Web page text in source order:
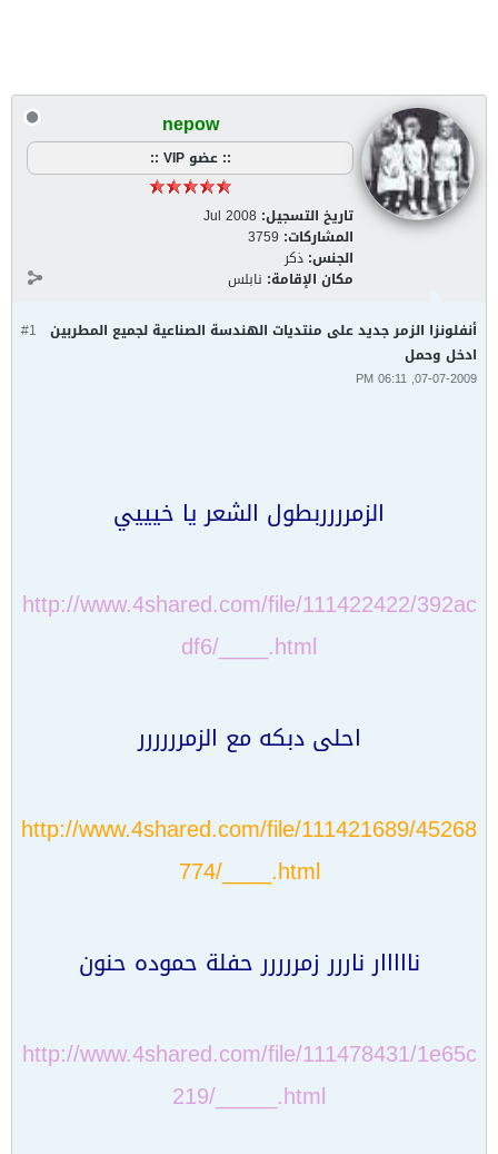
nepow
:: عضو VIP ::
تاريخ التسجيل: Jul 2008
المشاركات: 3759
الجنس: ذكر
مكان الإقامة: نابلس
#1 أنفلونزا الزمر جديد على منتديات الهندسة الصناعية لجميع المطربين
ادخل وحمل
07-07-2009, 06:11 PM
الزمرررربطول الشعر يا خيييي
http://www.4shared.com/file/111422422/392ac
df6/____.html
احلى دبكه مع الزمرررررر
http://www.4shared.com/file/111421689/45268
774/____.html
نااااار ناررر زمررررر حفلة حموده حنون
http://www.4shared.com/file/111478431/1e65c
219/_____.html